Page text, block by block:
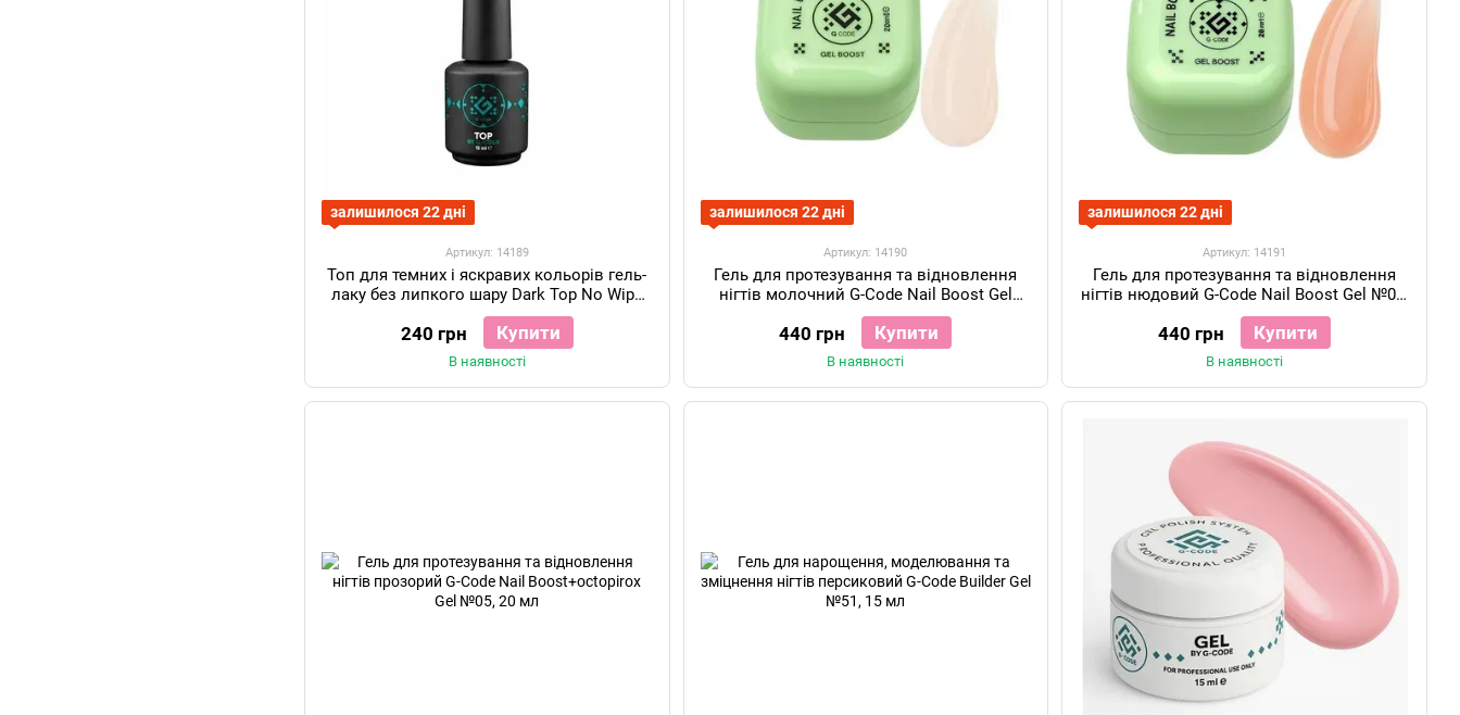
залишилося 22 дні
Артикул: 14189
Топ для темних і яскравих кольорів гель-
лаку без липкого шару Dark Top No Wipe
G-Code, 15мл
240 грн Купити
В наявності
залишилося 22 дні
Артикул: 14190
Гель для протезування та відновлення
нігтів молочний G-Code Nail Boost Gel
№01, 20 мл
440 грн Купити
В наявності
залишилося 22 дні
Артикул: 14191
Гель для протезування та відновлення
нігтів нюдовий G-Code Nail Boost Gel №02,
20 мл
440 грн Купити
В наявності